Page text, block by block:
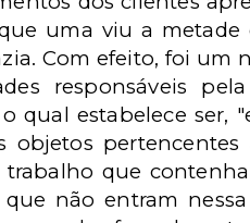
uma viu a
Com efeito, foi um
responsáveis
qual estabelece ser,
objetos
que
não entram